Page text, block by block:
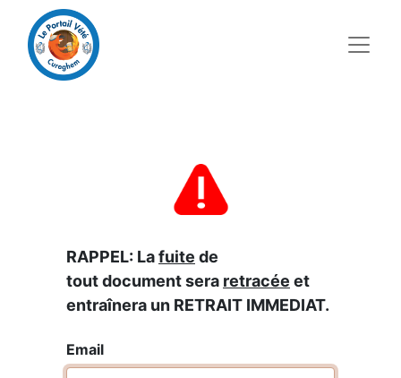
RAPPEL: Lafuite de
tout document sera retracée et
entraînera un RETRAIT IMMEDIAT.
Email